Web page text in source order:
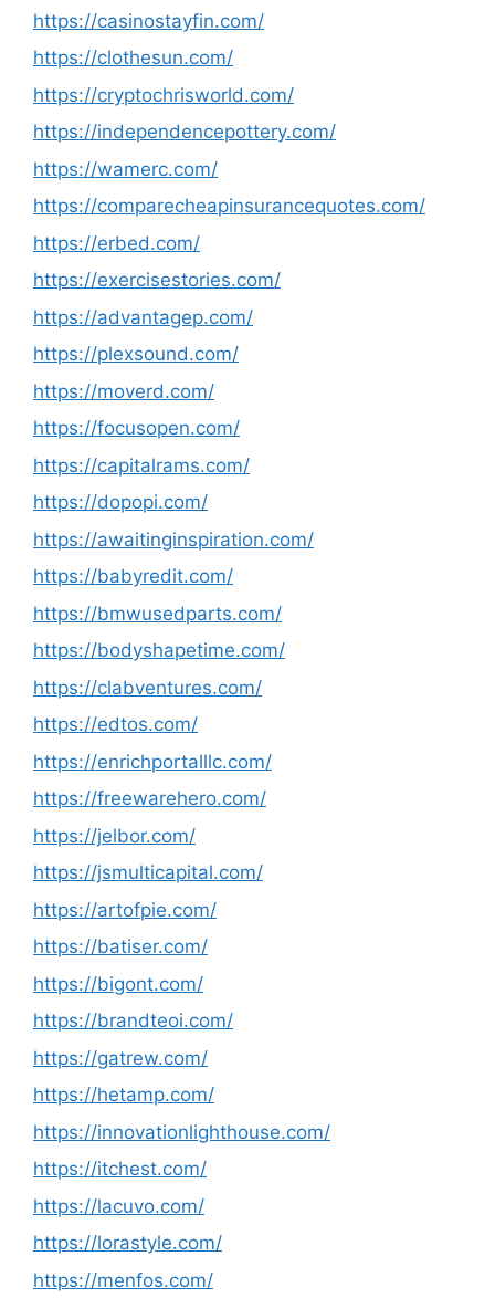
https://casinostayfin.com/
https://clothesun.com/
https://cryptochrisworld.com/
https://independencepottery.com/
https://wamerc.com/
https://comparecheapinsurancequotes.com/
https://erbed.com/
https://exercisestories.com/
https://advantagep.com/
https://plexsound.com/
https://moverd.com/
https://focusopen.com/
https://capitalrams.com/
https://dopopi.com/
https://awaitinginspiration.com/
https://babyredit.com/
https://bmwusedparts.com/
https://bodyshapetime.com/
https://clabventures.com/
https://edtos.com/
https://enrichportalllc.com/
https://freewarehero.com/
https://jelbor.com/
https://jsmulticapital.com/
https://artofpie.com/
https://batiser.com/
https://bigont.com/
https://brandteoi.com/
https://gatrew.com/
https://hetamp.com/
https://innovationlighthouse.com/
https://itchest.com/
https://lacuvo.com/
https://lorastyle.com/
https://menfos.com/